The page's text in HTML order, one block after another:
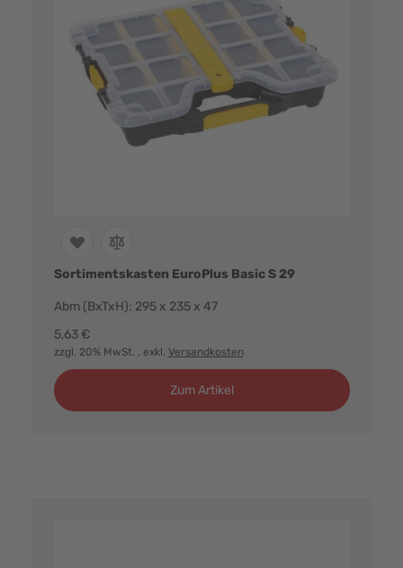
Sortimentskasten EuroPlus Basic S 29
Abm (BxTxH): 295 x 235 x 47
5,63 €
zzgl. 20% MwSt. , exkl. Versandkosten
Zum Artikel